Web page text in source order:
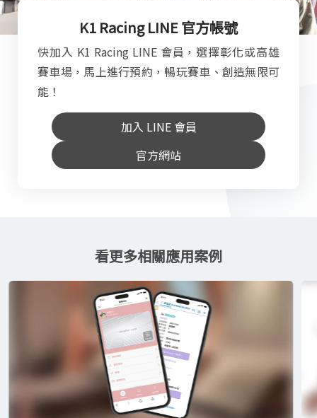
K1 Racing LINE 官方帳號
快加入 K1 Racing LINE 會員，選擇彰化或高雄
賽車場，馬上進行預約，暢玩賽車、創造無限可
能！
加入 LINE 會員
官方網站
看更多相關應用案例